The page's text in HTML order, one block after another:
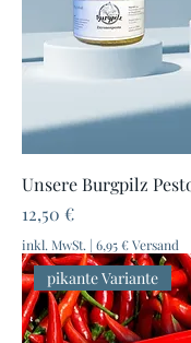
Unsere Burgpilz
Preis
12,50 €
inkl. MwSt. | 6,95 € Versand
pikante Variante